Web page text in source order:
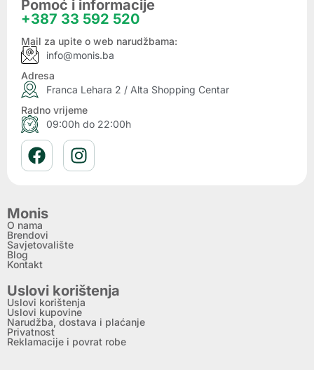
Pomoć i informacije
+387 33 592 520
Mail za upite o web narudžbama:
info@monis.ba
Adresa
Franca Lehara 2 / Alta Shopping Centar
Radno vrijeme
09:00h do 22:00h
Monis
O nama
Brendovi
Savjetovalište
Blog
Kontakt
Uslovi korištenja
Uslovi korištenja
Uslovi kupovine
Narudžba, dostava i plaćanje
Privatnost
Reklamacije i povrat robe